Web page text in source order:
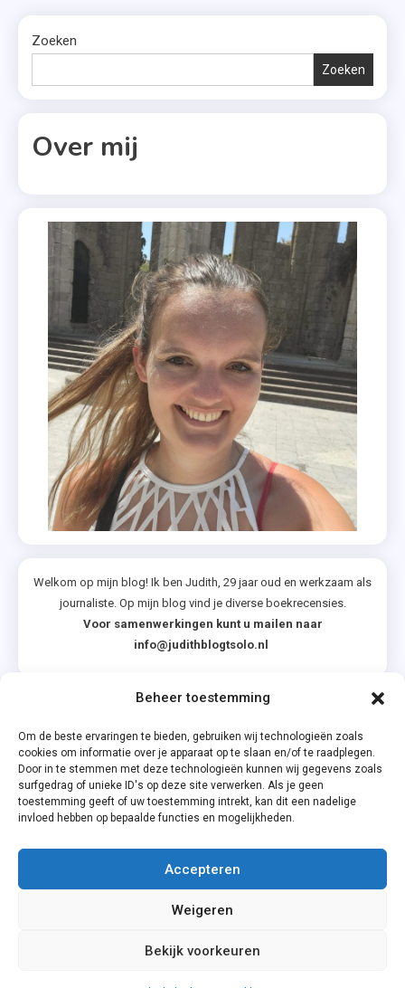
Beheer toestemming
Om de beste ervaringen te bieden, gebruiken wij technologieën zoals
cookies om informatie over je apparaat op te slaan en/of te raadplegen.
Door in te stemmen met deze technologieën kunnen wij gegevens zoals
surfgedrag of unieke ID's op deze site verwerken. Als je geen
toestemming geeft of uw toestemming intrekt, kan dit een nadelige
invloed hebben op bepaalde functies en mogelijkheden.
Accepteren
Weigeren
Bekijk voorkeuren
Zoeken
Zoeken
Over mij
Welkom op mijn blog! Ik ben Judith, 29 jaar oud en werkzaam als
journaliste. Op mijn blog vind je diverse boekrecensies.
Voor samenwerkingen kunt u mailen naar
info@judithblogtsolo.nl
Privacyverklaring